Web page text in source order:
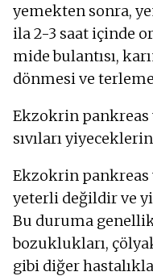
yemekten sonra,
ila 2-3 saat içinde
mide bulantısı,
dönmesi ve
Ekzokrin pankreas
sıvıları
Ekzokrin
yeterli değildir ve
Bu duruma
bozuklukları,
gibi diğer